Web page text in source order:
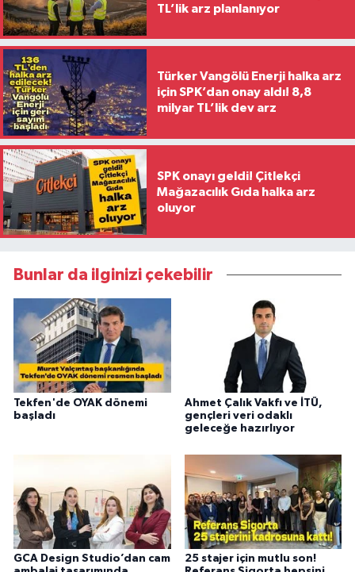
TL’lik arz planlanıyor
Türker Vangölü Enerji halka arz
için SPK’dan onay aldı! 8,8
milyar TL’lik dev arz
SPK onayı geldi! Çitlekçi
Mağazacılık Gıda halka arz
oluyor
Bunlar da ilginizi çekebilir
Tekfen'de OYAK dönemi
başladı
Ahmet Çalık Vakfı ve İTÜ,
gençleri veri odaklı
geleceğe hazırlıyor
GCA Design Studio’dan cam
25 stajer için mutlu son!